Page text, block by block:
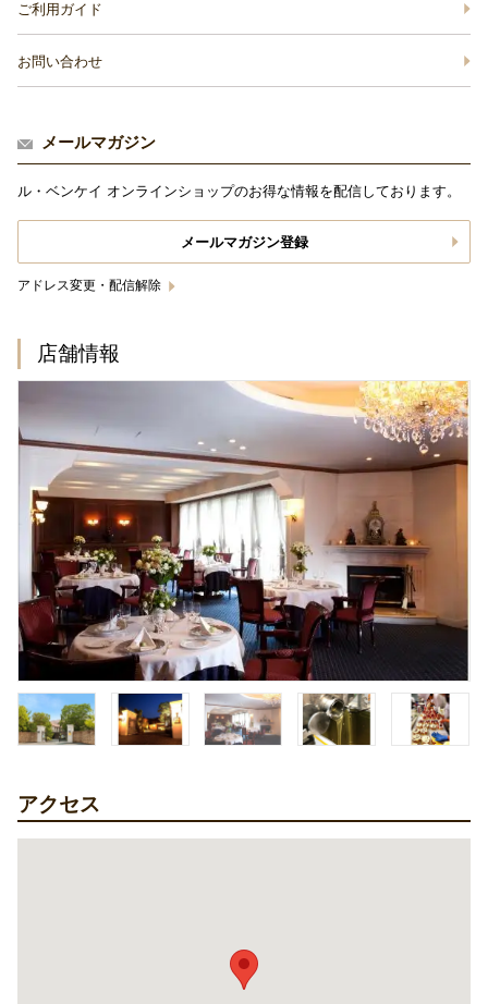
ご利用ガイド
お問い合わせ
メールマガジン
ル・ベンケイ オンラインショップのお得な情報を配信しております。
メールマガジン登録
アドレス変更・配信解除
店舗情報
アクセス